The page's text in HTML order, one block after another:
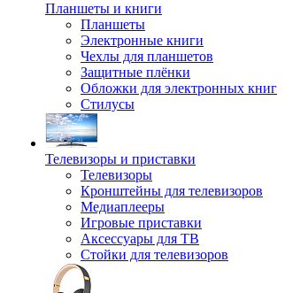
Планшеты и книги
Планшеты
Электронные книги
Чехлы для планшетов
Защитные плёнки
Обложки для электронных книг
Стилусы
Телевизоры и приставки
Телевизоры
Кронштейны для телевизоров
Медиаплееры
Игровые приставки
Аксессуары для ТВ
Стойки для телевизоров